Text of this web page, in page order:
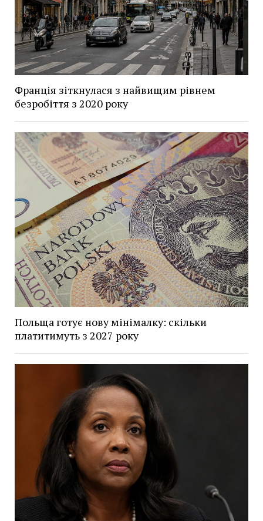
Франція зіткнулася з найвищим рівнем
безробіття з 2020 року
Польща готує нову мінімалку: скільки
платитимуть з 2027 року